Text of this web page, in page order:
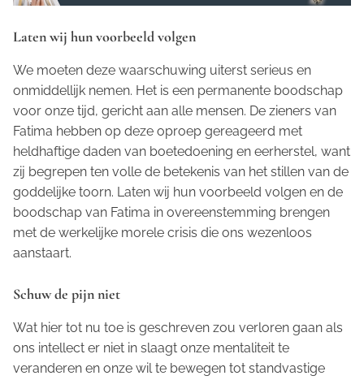
Laten wij hun voorbeeld volgen
We moeten deze waarschuwing uiterst serieus en
onmiddellijk nemen. Het is een permanente boodschap
voor onze tijd, gericht aan alle mensen. De zieners van
Fatima hebben op deze oproep gereageerd met
heldhaftige daden van boetedoening en eerherstel, want
zij begrepen ten volle de betekenis van het stillen van de
goddelijke toorn. Laten wij hun voorbeeld volgen en de
boodschap van Fatima in overeenstemming brengen
met de werkelijke morele crisis die ons wezenloos
aanstaart.
Schuw de pijn niet
Wat hier tot nu toe is geschreven zou verloren gaan als
ons intellect er niet in slaagt onze mentaliteit te
veranderen en onze wil te bewegen tot standvastige